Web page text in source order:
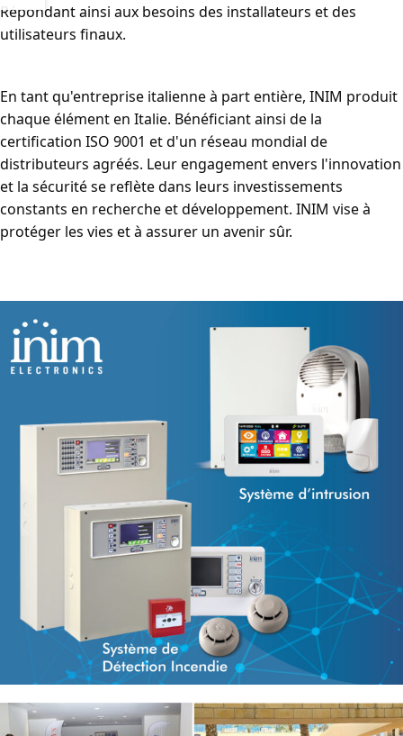
Répondant ainsi aux besoins des installateurs et des
utilisateurs finaux.
En tant qu'entreprise italienne à part entière, INIM produit
chaque élément en Italie. Bénéficiant ainsi de la
certification ISO 9001 et d'un réseau mondial de
distributeurs agréés. Leur engagement envers l'innovation
et la sécurité se reflète dans leurs investissements
constants en recherche et développement. INIM vise à
protéger les vies et à assurer un avenir sûr.